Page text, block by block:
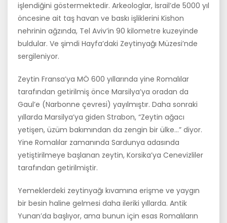
işlendiğini göstermektedir. Arkeologlar, İsrail’de 5000 yıl
öncesine ait taş havan ve baskı işliklerini Kishon
nehrinin ağzında, Tel Aviv’in 90 kilometre kuzeyinde
buldular. Ve şimdi Hayfa’daki Zeytin­yağı Müzesi’nde
sergileniyor.
Zeytin Fransa’ya MÖ 600 yıllarında yine Romalılar
tarafından getiril­miş önce Marsilya’ya oradan da
Gaul’e (Narbonne çevresi) yayılmıştır. Daha sonraki
yıllarda Marsilya’ya giden Strabon, “Zeytin ağacı
yetişen, üzüm bakımından da zengin bir ülke…” diyor.
Yine Romalılar zamanın­da Sardunya adasında
yetiştirilmeye başlanan zeytin, Korsika’ya Cene­vizliler
tarafından getirilmiştir.
Yemeklerdeki zeytinyağı kıvamına erişme ve yaygın
bir besin haline gelmesi daha ileriki yıllarda. Antik
Yunan’da başlıyor, ama bunun için esas Romalıların